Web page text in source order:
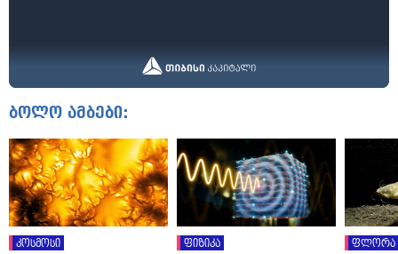
ბოლო ამბები:
კოსმოსი ფიზიკა ფლორა